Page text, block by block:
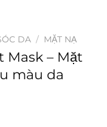
DA / MẶT NẠ
– Mặt
màu da